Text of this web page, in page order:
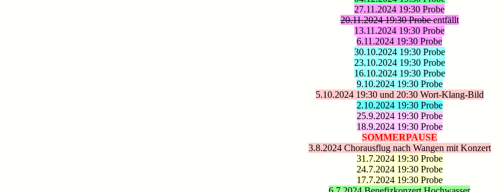
27.11.2024 19:30 Probe
20.11.2024 19:30 Probeentfällt
13.11.2024 19:30 Probe
6.11.2024 19:30 Probe
30.10.2024 19:30 Probe
23.10.2024 19:30 Probe
16.10.2024 19:30 Probe
9.10.2024 19:30 Probe
5.10.2024 19:30 und 20:30 Wort-Klang-Bild
2.10.2024 19:30 Probe
25.9.2024 19:30 Probe
18.9.2024 19:30 Probe
SOMMERPAUSE
3.8.2024 Chorausflug nach Wangen mit Konzert
31.7.2024 19:30 Probe
24.7.2024 19:30 Probe
17.7.2024 19:30 Probe